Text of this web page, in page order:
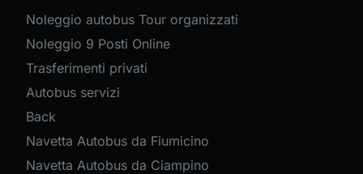
Noleggio autobus Tour organizzati
Noleggio 9 Posti Online
Trasferimenti privati
Autobus servizi
Back
Navetta Autobus da Fiumicino
Navetta Autobus da Ciampino